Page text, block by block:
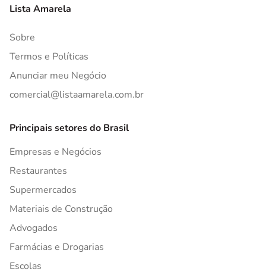
Lista Amarela
Sobre
Termos e Políticas
Anunciar meu Negócio
comercial@listaamarela.com.br
Principais setores do Brasil
Empresas e Negócios
Restaurantes
Supermercados
Materiais de Construção
Advogados
Farmácias e Drogarias
Escolas